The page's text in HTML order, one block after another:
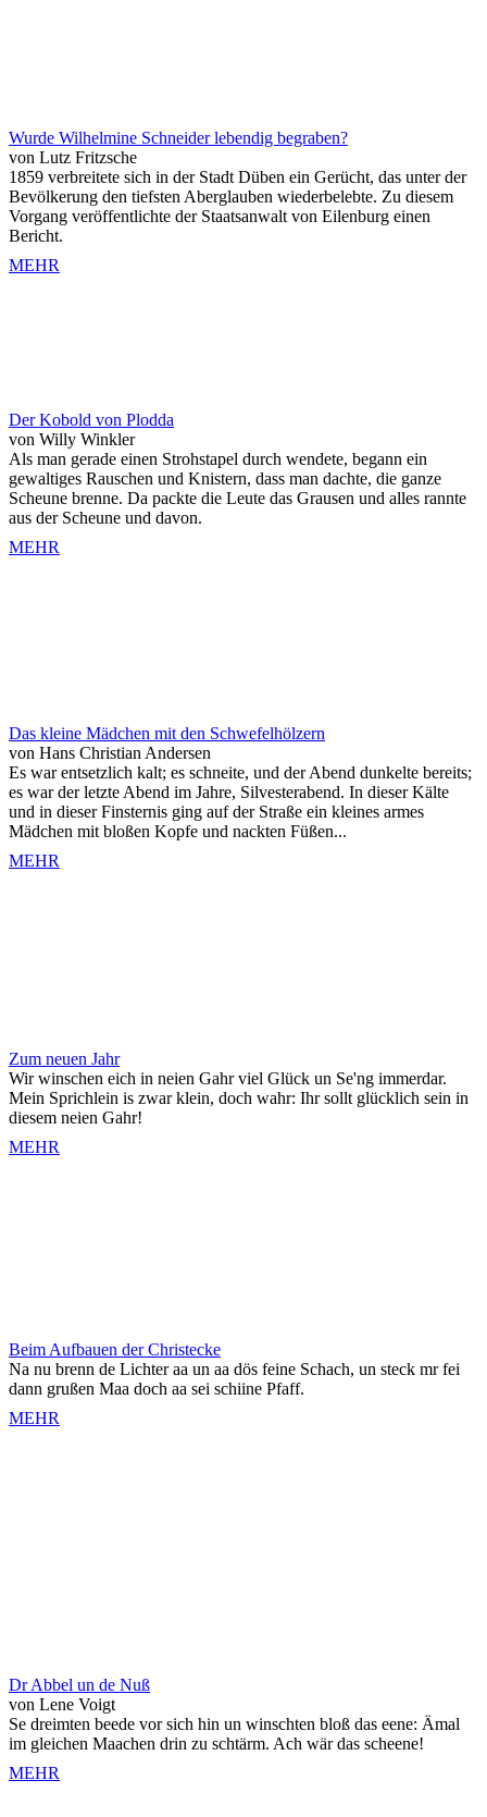
Wurde Wilhelmine Schneider lebendig begraben?
von Lutz Fritzsche
1859 verbreitete sich in der Stadt Düben ein Gerücht, das unter der
Bevölkerung den tiefsten Aberglauben wiederbelebte. Zu diesem
Vorgang veröffentlichte der Staatsanwalt von Eilenburg einen
Bericht.
MEHR
Der Kobold von Plodda
von Willy Winkler
Als man gerade einen Strohstapel durch wendete, begann ein
gewaltiges Rauschen und Knistern, dass man dachte, die ganze
Scheune brenne. Da packte die Leute das Grausen und alles rannte
aus der Scheune und davon.
MEHR
Das kleine Mädchen mit den Schwefelhölzern
von Hans Christian Andersen
Es war entsetzlich kalt; es schneite, und der Abend dunkelte bereits;
es war der letzte Abend im Jahre, Silvesterabend. In dieser Kälte
und in dieser Finsternis ging auf der Straße ein kleines armes
Mädchen mit bloßen Kopfe und nackten Füßen...
MEHR
Zum neuen Jahr
Wir winschen eich in neien Gahr viel Glück un Se'ng immerdar.
Mein Sprichlein is zwar klein, doch wahr: Ihr sollt glücklich sein in
diesem neien Gahr!
MEHR
Beim Aufbauen der Christecke
Na nu brenn de Lichter aa un aa dös feine Schach, un steck mr fei
dann grußen Maa doch aa sei schiine Pfaff.
MEHR
Dr Abbel un de Nuß
von Lene Voigt
Se dreimten beede vor sich hin un winschten bloß das eene: Ämal
im gleichen Maachen drin zu schtärm. Ach wär das scheene!
MEHR